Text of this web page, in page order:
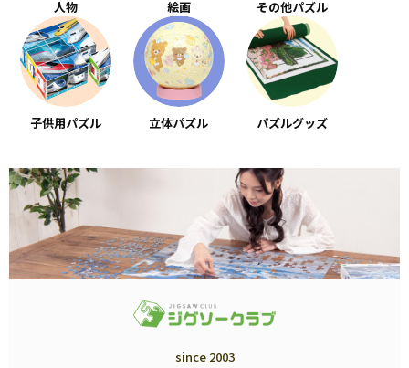
人物 絵画 その他パズル
子供用パズル 立体パズル パズルグッズ
since 2003